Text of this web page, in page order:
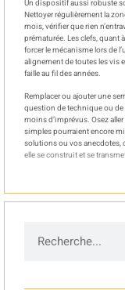
Un dispositif aussi robuste
Nettoyer régulièrement la
mois, vérifier que rien
prématurée. Les clefs, quant
forcer le mécanisme lors de
alignement de toutes les vis
faille au fil des années.
Remplacer ou ajouter une
question de technique ou de
moins d’imprévus. Osez
simples pourraient encore
solutions ou vos anecdotes,
elle se construit et se